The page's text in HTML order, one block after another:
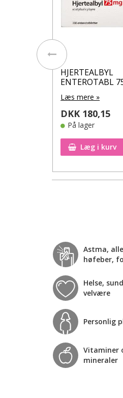
Tilføj til ønskeseddel
HJERTEALBYL
ENTEROTABL
Læs mere »
DKK 180,15
På lager
Læg i kurv
Astma,
høfeber,
Helse,
velvære
Personlig
Vitaminer
mineraler